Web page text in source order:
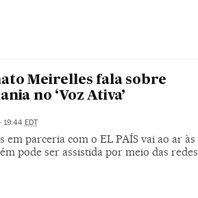
Meirelles fala sobre
no ‘Voz Ativa’
19:44 EDT
em parceria com o EL PAÍS vai ao ar às
pode ser assistida por meio das redes